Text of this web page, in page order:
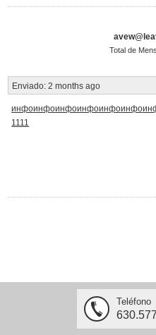
Total de
Enviado: 2 months ago
инфоинфоинфоинфоинфоинфо
1111
Teléfono